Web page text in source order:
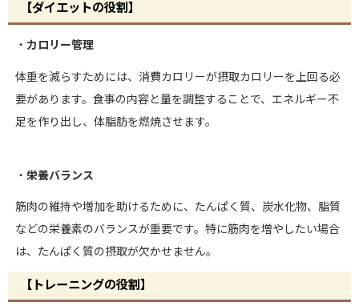
【ダイエットの役割】
・ カロリー管理
体重を減らすためには、消費カロリーが摂取カロリーを上回る必
要があります。食事の内容と量を調整することで、エネルギー不
足を作り出し、体脂肪を燃焼させます。
・ 栄養バランス
筋肉の維持や増加を助けるために、たんぱく質、炭水化物、脂質
などの栄養素のバランスが重要です。特に筋肉を増やしたい場合
は、たんぱく質の摂取が欠かせません。
【トレーニングの役割】